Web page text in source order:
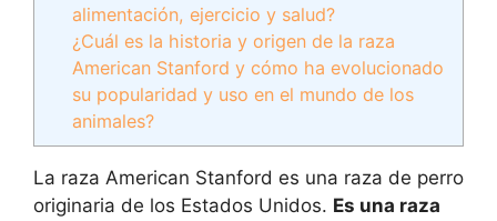
alimentación, ejercicio y salud?
¿Cuál es la historia y origen de la raza
American Stanford y cómo ha evolucionado
su popularidad y uso en el mundo de los
animales?
La raza American Stanford es una raza de perro
originaria de los Estados Unidos. Es una raza